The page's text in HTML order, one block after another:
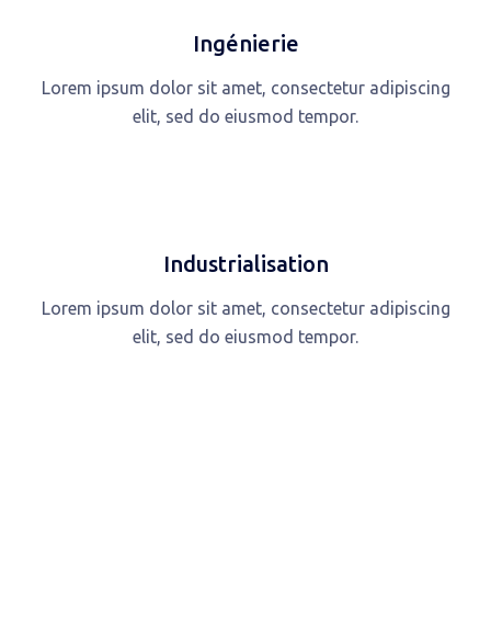
Ingénierie
Lorem ipsum dolor sit amet, consectetur adipiscing
elit, sed do eiusmod tempor.
Industrialisation
Lorem ipsum dolor sit amet, consectetur adipiscing
elit, sed do eiusmod tempor.